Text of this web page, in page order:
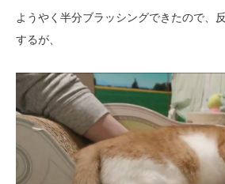
ようやく半分ブラッシングできたので、
するが、